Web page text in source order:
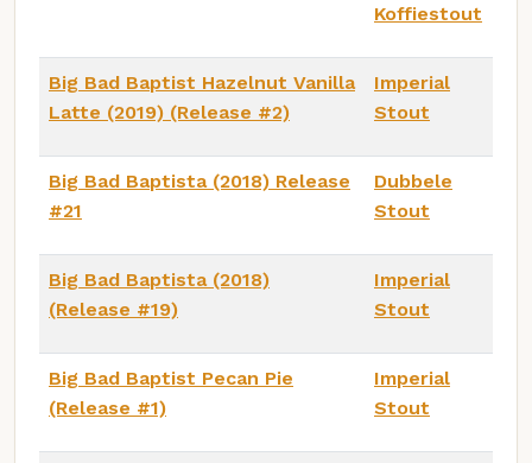
Koffiestout
Big Bad Baptist Hazelnut Vanilla
Latte (2019) (Release #2)
Imperial
Stout
Big Bad Baptista (2018) Release
#21
Dubbele
Stout
Big Bad Baptista (2018)
(Release #19)
Imperial
Stout
Big Bad Baptist Pecan Pie
(Release #1)
Imperial
Stout